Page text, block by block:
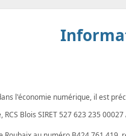
l'économie numérique, il est
Blois SIRET 527 623 235 00027